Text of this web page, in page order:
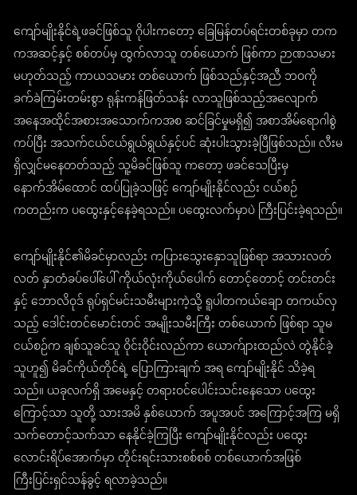
ကျော်မျိုးနိုင်ရဲ့ဖခင်ဖြစ်သူ ဂိုပါးကတော့ ခြေမြန်တပ်ရင်းတစ်ခုမှာ တက
ကအဆင့်နှင့် စစ်တပ်မှ ထွက်လာသူ တစ်ယောက် ဖြစ်ကာ ဉာဏသမား
မဟုတ်သည့် ကာယသမား တစ်ယောက် ဖြစ်သည်နှင့်အညီ ဘဝကို
ခက်ခဲကြမ်းတမ်းစွာ ရုန်းကန်ဖြတ်သန်း လာသူဖြစ်သည့်အလျောက်
အနေအထိုင်အစားအသောက်ကအစ ဆင်ခြင်မှုမရှိ၍ အစာအိမ်ရောဂါစွဲ
ကပ်ပြီး အသက်ငယ်ငယ်ရွယ်ရွယ်နှင့်ပင် ဆုံးပါးသွားခဲ့ပြီဖြစ်သည်။ လီးမ
ရှိလျှင်မနေတတ်သည့် သူ့မိခင်ဖြစ်သူ ကတော့ ဖခင်သေပြီးမှ
နောက်အိမ်ထောင် ထပ်ပြုခဲ့သဖြင့် ကျော်မျိုးနိုင်လည်း ငယ်စဉ်
ကတည်းက ပထွေးနှင့်နေခဲ့ရသည်။ ပထွေးလက်မှာပဲ ကြီးပြင်းခဲ့ရသည်။
ကျော်မျိုးနိုင်၏မိခင်မှာလည်း ကပြားသွေးနှောသူဖြစ်ရာ အသားလတ်
လတ် နှာတံခပ်ပေါ်ပေါ် ကိုယ်လုံးကိုယ်ပေါက် တောင့်တောင့် တင်းတင်း
နှင့် ဘောလိဝုဒ် ရုပ်ရှင်မင်းသမီးများကဲ့သို့ ရူပါတကယ်ချော တကယ်လှ
သည့် ဒေါင်းတင်မောင်းတင် အမျိုးသမီးကြီး တစ်ယောက် ဖြစ်ရာ သူမ
ငယ်စဉ်က ချစ်သူခင်သူ ဝိုင်းဝိုင်းလည်ကာ ယောက်ျားထည်လဲ တွဲနိုင်ခဲ့
သူဟူ၍ မိခင်ကိုယ်တိုင်ရဲ့ ပြောကြားချက် အရ ကျော်မျိုးနိုင် သိခဲ့ရ
သည်။ ယခုလက်ရှိ အမေနှင့် တရားဝင်ပေါင်းသင်းနေသော ပထွေး
ကြောင့်သာ သူတို့ သားအမိ နှစ်ယောက် အပူအပင် အကြောင့်အကြ မရှိ
သက်တောင့်သက်သာ နေနိုင်ခဲ့ကြပြီး ကျော်မျိုးနိုင်လည်း ပထွေး
လောင်းရိပ်အောက်မှာ တိုင်းရင်းသားစစ်စစ် တစ်ယောက်အဖြစ်
ကြီးပြင်းရှင်သန်ခွင့် ရလာခဲ့သည်။